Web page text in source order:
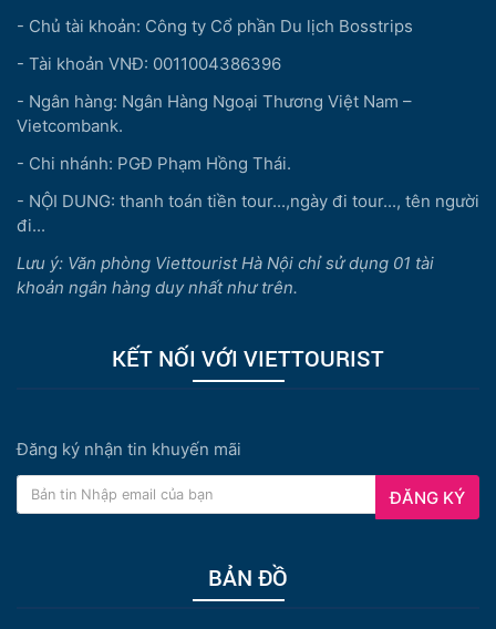
- Chủ tài khoản: Công ty Cổ phần Du lịch Bosstrips
- Tài khoản VNĐ: 0011004386396
- Ngân hàng: Ngân Hàng Ngoại Thương Việt Nam –
Vietcombank.
- Chi nhánh: PGĐ Phạm Hồng Thái.
- NỘI DUNG: thanh toán tiền tour...,ngày đi tour..., tên người
đi...
Lưu ý: Văn phòng Viettourist Hà Nội chỉ sử dụng 01 tài
khoản ngân hàng duy nhất như trên.
KẾT NỐI VỚI VIETTOURIST
Đăng ký nhận tin khuyến mãi
ĐĂNG KÝ
BẢN ĐỒ